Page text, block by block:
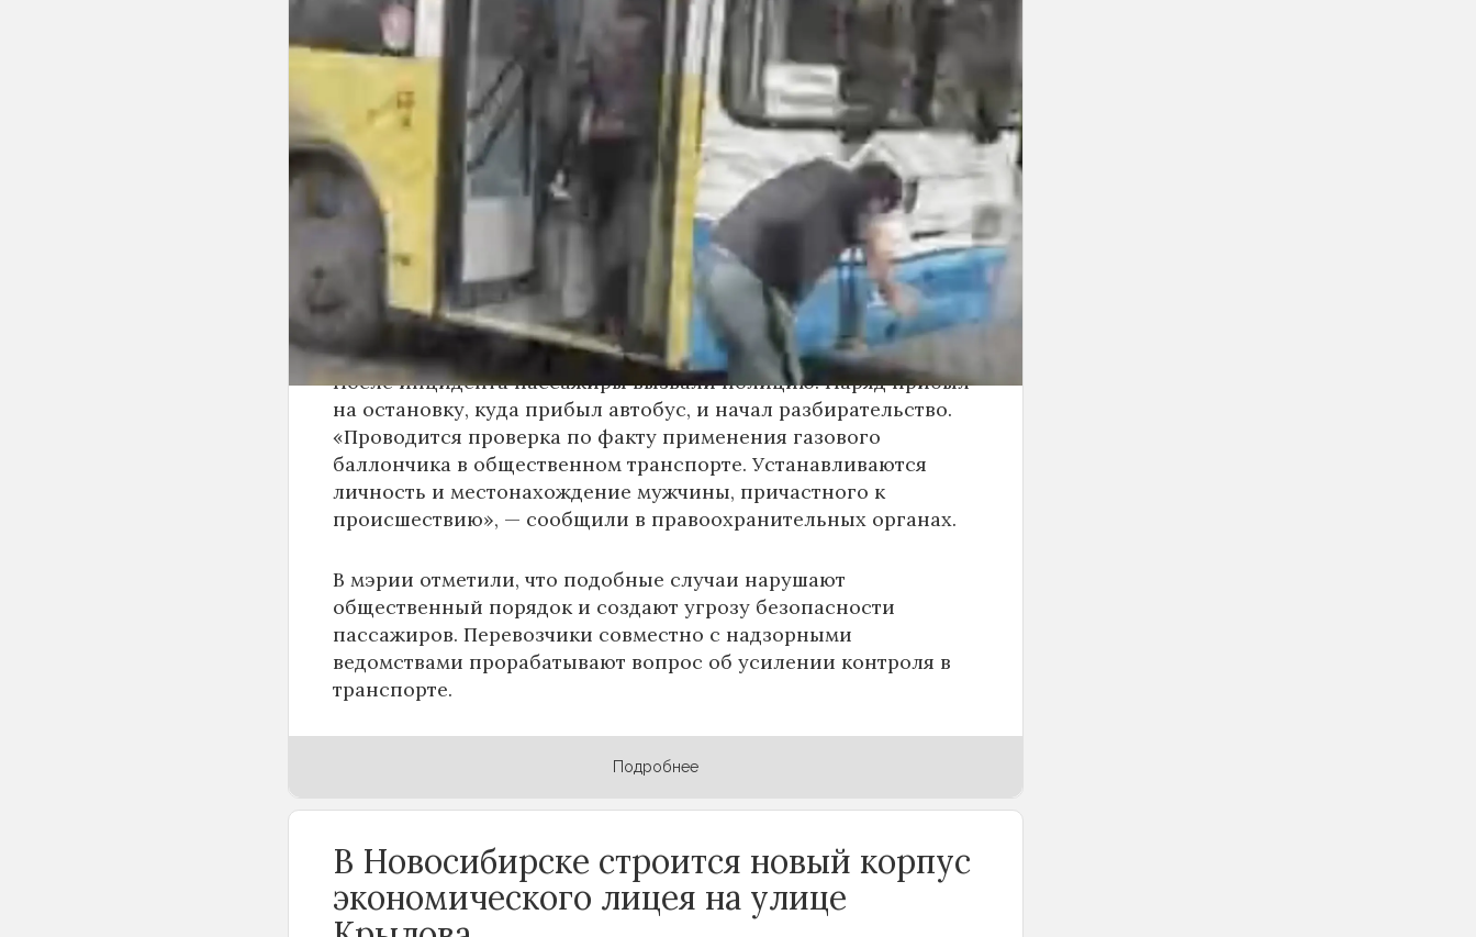
Новосибирске произошёл инцидент с применением перцового
баллончика. Как сообщили очевидцы в
Telegram-канале
«Инцидент Новосибирск»
, неизвестный мужчина с бородой
сначала вступил в перепалку с кондуктором, затем поссорился
с другими пассажирами. В ходе конфликта он достал газовый
баллончик и распылил его в салоне.
По предварительным данным, пострадали кондуктор и один из
пассажиров-мужчин. У них зафиксированы признаки
поражения слизистых оболочек. Медицинская помощь была
оказана на месте, их состояние оценивается как
удовлетворительное.
После инцидента пассажиры вызвали полицию. Наряд прибыл
на остановку, куда прибыл автобус, и начал разбирательство.
«Проводится проверка по факту применения газового
баллончика в общественном транспорте. Устанавливаются
личность и местонахождение мужчины, причастного к
происшествию», — сообщили в правоохранительных органах.
В мэрии отметили, что подобные случаи нарушают
общественный порядок и создают угрозу безопасности
пассажиров. Перевозчики совместно с надзорными
ведомствами прорабатывают вопрос об усилении контроля в
транспорте.
Подробнее
В Новосибирске строится новый корпус
экономического лицея на улице